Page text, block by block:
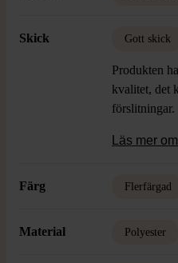
Skick Gott skick
Produkten
kvalitet, det
förslitningar.
Läs mer
Färg Flerfärgad
Material Polyester